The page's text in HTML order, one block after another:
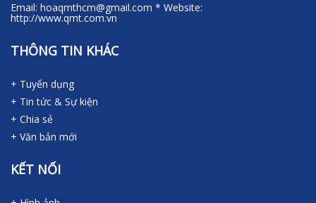
Email: hoaqmthcm@gmail.com * Website:
http://www.qmt.com.vn
THÔNG TIN KHÁC
+ Tuyển dụng
+ Tin tức & Sự kiện
+ Chia sẻ
+ Văn bản mới
KẾT NỐI